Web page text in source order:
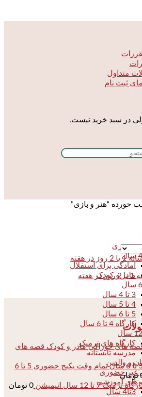
متداول
ثبت نام
در سبد خرید نیست.
حضوری
آمادگی برای استقلال
مادر و کودک
3 تا 4 سال
4 تا 5 سال
5 تا 6 سال
کارگاه 4 تا 6 سال
کارگاه های ترمیک
مدرسه تابستانه
و والدین
غیر حضوری
های آموزشی
3تا4 سال
خورده “هنر و بازی”
مادر و کودک قصه های
پکیج حضوری 5 تا 6
تومان
ترمیک 7 تا 12 سال انیمیشن
0 تومان